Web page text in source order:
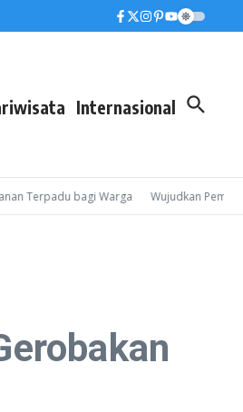
Internasional
bagi Warga Wujudkan Pembinaan